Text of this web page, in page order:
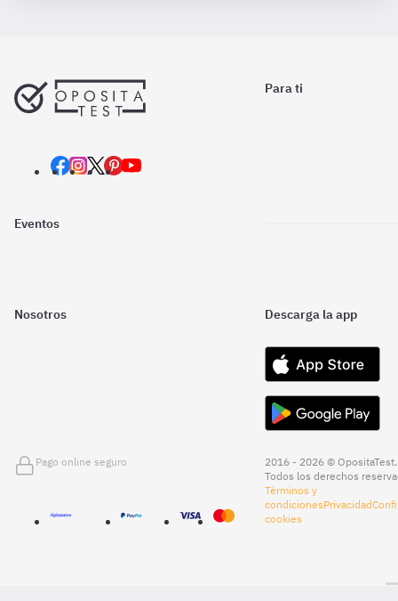
Para ti
Eventos
Nosotros Descarga la app
Pago online seguro
2016 - 2026 © OpositaTest.
Todos los derechos
Términos y
condicionesPrivacidad
cookies